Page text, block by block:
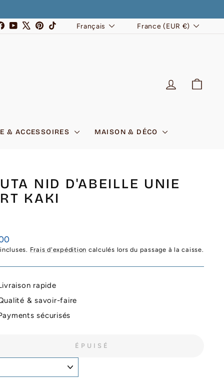
FacebookYouTubePinterest
TikTok LANGUE
Français DEVISE
France (EUR €)
SE
& ACCESSOIRES MAISON & DÉCO
NID D'ABEILLE UNIE
KAKI
Frais d'expédition calculés lors du passage à la caisse.
rapide
& savoir-faire
sécurisés
ÉPUISÉ